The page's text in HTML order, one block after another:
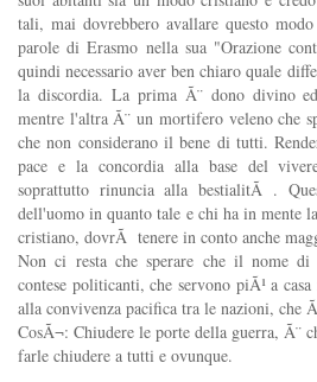
tali, mai dovrebbero avallare questo
parole di Erasmo nella sua "Orazione
quindi necessario aver ben chiaro quale
la discordia. La prima Ã¨ dono divino
mentre l'altra Ã¨ un mortifero veleno che
che non considerano il bene di tutti.
pace e la concordia alla base del
soprattutto rinuncia alla bestialitÃ .
dell'uomo in quanto tale e chi ha in mente
cristiano, dovrÃ tenere in conto anche
Non ci resta che sperare che il nome
contese politicanti, che servono piÃ¹ a
alla convivenza pacifica tra le nazioni, che
CosÃ¬: Chiudere le porte della guerra, Ã¨
farle chiudere a tutti e ovunque.